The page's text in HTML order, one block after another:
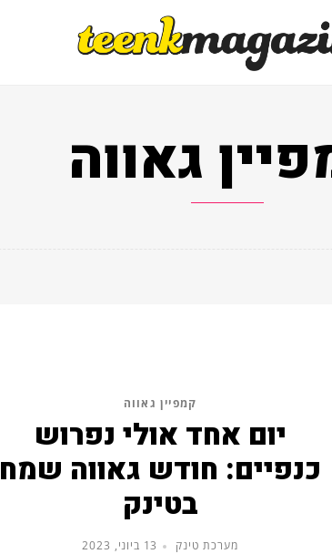
גאווה
קמפיין גאווה
יום אחד אולי נפרוש
כנפיים: חודש גאווה שמח
בטינק
מערכת טינק 13 ביוני, 2023